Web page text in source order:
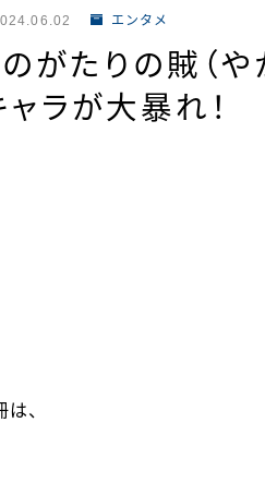
エンタメ
のがたりの賊（
ラが大暴れ！
、